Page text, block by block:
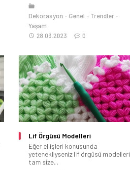
Dekorasyon Genel
Trendler
Yaşam
28.03.2023
0
Lif Örgüsü Modelleri
Eğer el işleri konusunda
yetenekliyseniz lif örgüsü modelleri
tam size...